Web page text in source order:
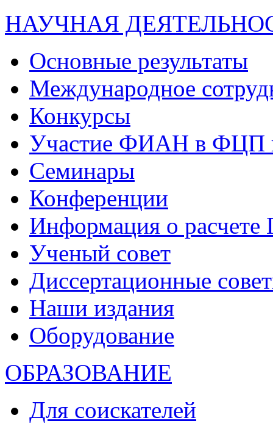
НАУЧНАЯ
Основные результаты
Международное
Конкурсы
Участие ФИАН в ФЦП
Семинары
Конференции
Информация о
Ученый совет
Диссертационные
Наши издания
Оборудование
ОБРАЗОВАНИЕ
Для соискателей